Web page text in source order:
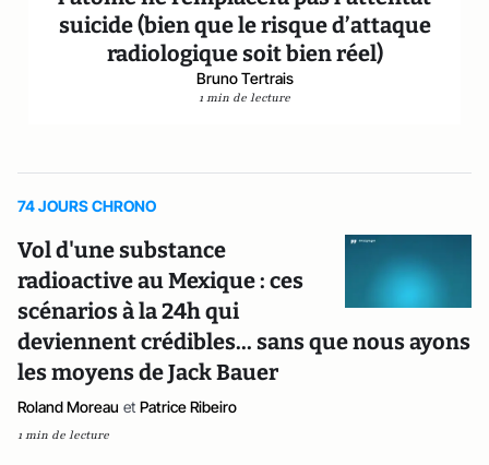
suicide (bien que le risque d’attaque
radiologique soit bien réel)
Bruno Tertrais
1 min de lecture
74 JOURS CHRONO
Vol d'une substance
radioactive au Mexique : ces
scénarios à la 24h qui
deviennent crédibles... sans que nous ayons
les moyens de Jack Bauer
Roland Moreau et Patrice Ribeiro
1 min de lecture